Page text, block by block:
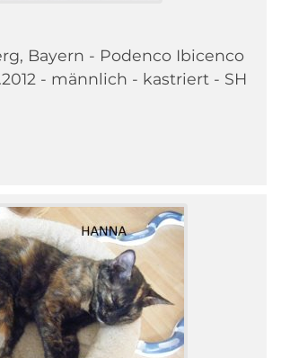
Bayern - Podenco Ibicenco
- männlich - kastriert - SH